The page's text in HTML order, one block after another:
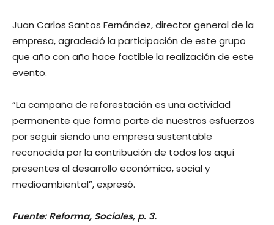
Juan Carlos Santos Fernández, director general de la
empresa, agradeció la participación de este grupo
que año con año hace factible la realización de este
evento.
“La campaña de reforestación es una actividad
permanente que forma parte de nuestros esfuerzos
por seguir siendo una empresa sustentable
reconocida por la contribución de todos los aquí
presentes al desarrollo económico, social y
medioambiental”, expresó.
Fuente: Reforma, Sociales, p. 3.